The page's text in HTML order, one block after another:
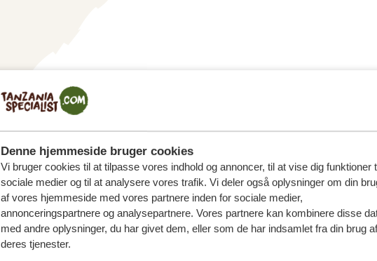
Denne hjemmeside bruger cookies
Vi bruger cookies til at tilpasse vores indhold og annoncer, til at vise dig funktioner
sociale medier og til at analysere vores trafik. Vi deler også oplysninger om din
af vores hjemmeside med vores partnere inden for sociale medier,
annonceringspartnere og analysepartnere. Vores partnere kan kombinere disse
med andre oplysninger, du har givet dem, eller som de har indsamlet fra din brug af
deres tjenester.